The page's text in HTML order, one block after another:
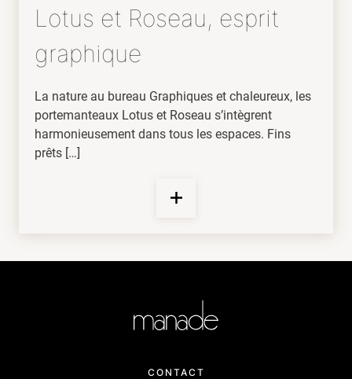
Lotus et Roseau, esprit
graphique
La nature au bureau Graphiques et chaleureux, les
portemanteaux Lotus et Roseau s’intègrent
harmonieusement dans tous les espaces. Fins
prêts […]
CONTACT